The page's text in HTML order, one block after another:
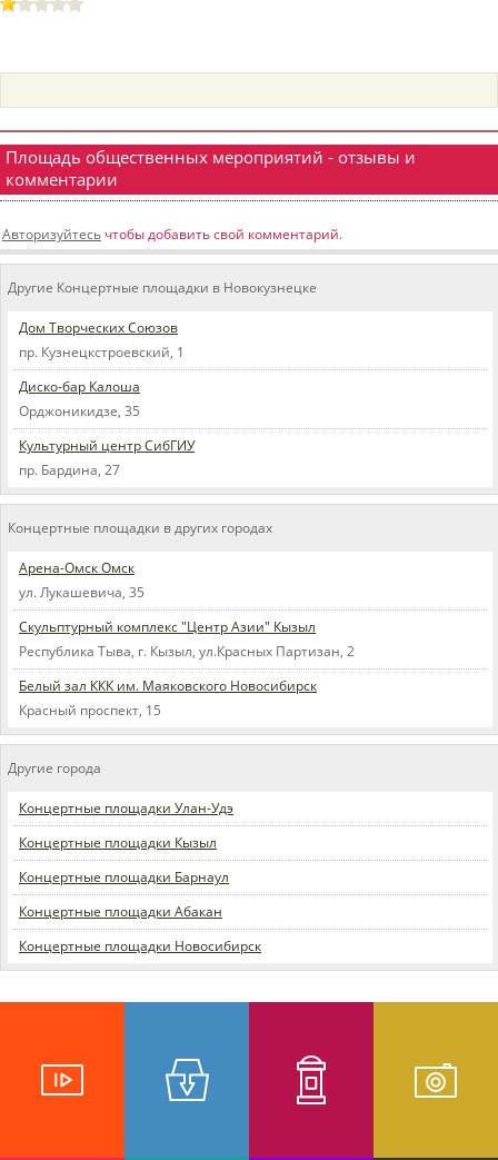
пїЅпїЅпїЅпїЅпїЅпїЅпїЅпїЅпїЅпїЅпїЅ
пїЅпїЅпїЅ
пїЅпїЅпїЅпїЅпїЅпїЅпїЅпїЅпїЅ
пїЅпїЅпїЅ пїЅпїЅпїЅпїЅпїЅ
пїЅпїЅпїЅ пїЅпїЅпїЅпїЅпїЅпїЅ
Площадь общественных мероприятий - отзывы и
комментарии
Авторизуйтесь чтобы добавить свой комментарий.
Другие Концертные площадки в Новокузнецке
Дом Творческих Союзов
пр. Кузнецкстроевский, 1
Диско-бар Калоша
Орджоникидзе, 35
Культурный центр СибГИУ
пр. Бардина, 27
Концертные площадки в других городах
Арена-Омск Омск
ул. Лукашевича, 35
Скульптурный комплекс "Центр Азии" Кызыл
Республика Тыва, г. Кызыл, ул.Красных Партизан, 2
Белый зал ККК им. Маяковского Новосибирск
Красный проспект, 15
Другие города
Концертные площадки Улан-Удэ
Концертные площадки Кызыл
Концертные площадки Барнаул
Концертные площадки Абакан
Концертные площадки Новосибирск